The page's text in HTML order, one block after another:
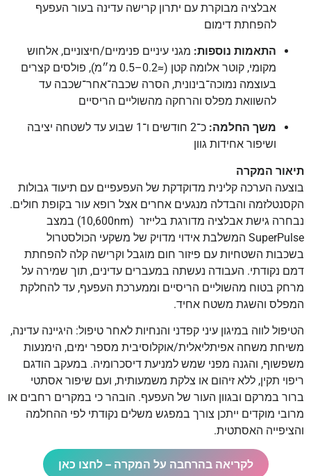
אבלציה מבוקרת עם יתרון קרישה עדינה בעור העפעף
להפחתת דימום
התאמות נוספות: מגני עיניים פנימיים/חיצוניים, אלחוש
מקומי, קוטר אלומה קטן (≈0.2–0.5 מ״מ), פולסים קצרים
בעוצמה נמוכה־בינונית, הסרה שכבה־אחר־שכבה עד
להשוואת מפלס והרחקה מהשוליים הריסיים
משך החלמה:
כ־2 חודשים ו־1 שבוע עד לשטחה יציבה
ושיפור אחידות גוון
תיאור המקרה
בוצעה הערכה קלינית מדוקדקת של העפעפיים עם תיעוד גבולות
הקסנטלזמה והבדלה מנגעים אחרים אצל רופא עור בקופת חולים.
נבחרה גישת אבלציה מדורגת בלייזר ‏(10,600nm) במצב
SuperPulse המשלבת אידוי מדויק של משקעי הכולסטרול
בשכבות השטחיות עם פיזור חום מוגבל וקרישה קלה להפחתת
דמם נקודתי. העבודה נעשתה במעברים עדינים, תוך שמירה על
מרחק בטוח מהשוליים הריסיים וממערכת העפעף, עד להחלקת
המפלס והשגת משטח אחיד.
הטיפול לווה במיגון עיני קפדני והנחיות לאחר טיפול: היגיינה עדינה,
משיחת משחה אפיתליאלית/אוקלוסיבית מספר ימים, הימנעות
משפשוף, והגנה מפני שמש למניעת דיסכרומיה. במעקב הודגם
ריפוי תקין, ללא זיהום או צלקת משמעותית, ועם שיפור אסתטי
ברור במרקם ובגוון העור של העפעף. הובהר כי במקרים רחבים או
מרובי מוקדים ייתכן צורך במפגש משלים נקודתי לפי ההחלמה
והציפייה האסתטית.
לקריאה בהרחבה על המקרה – לחצו כאן